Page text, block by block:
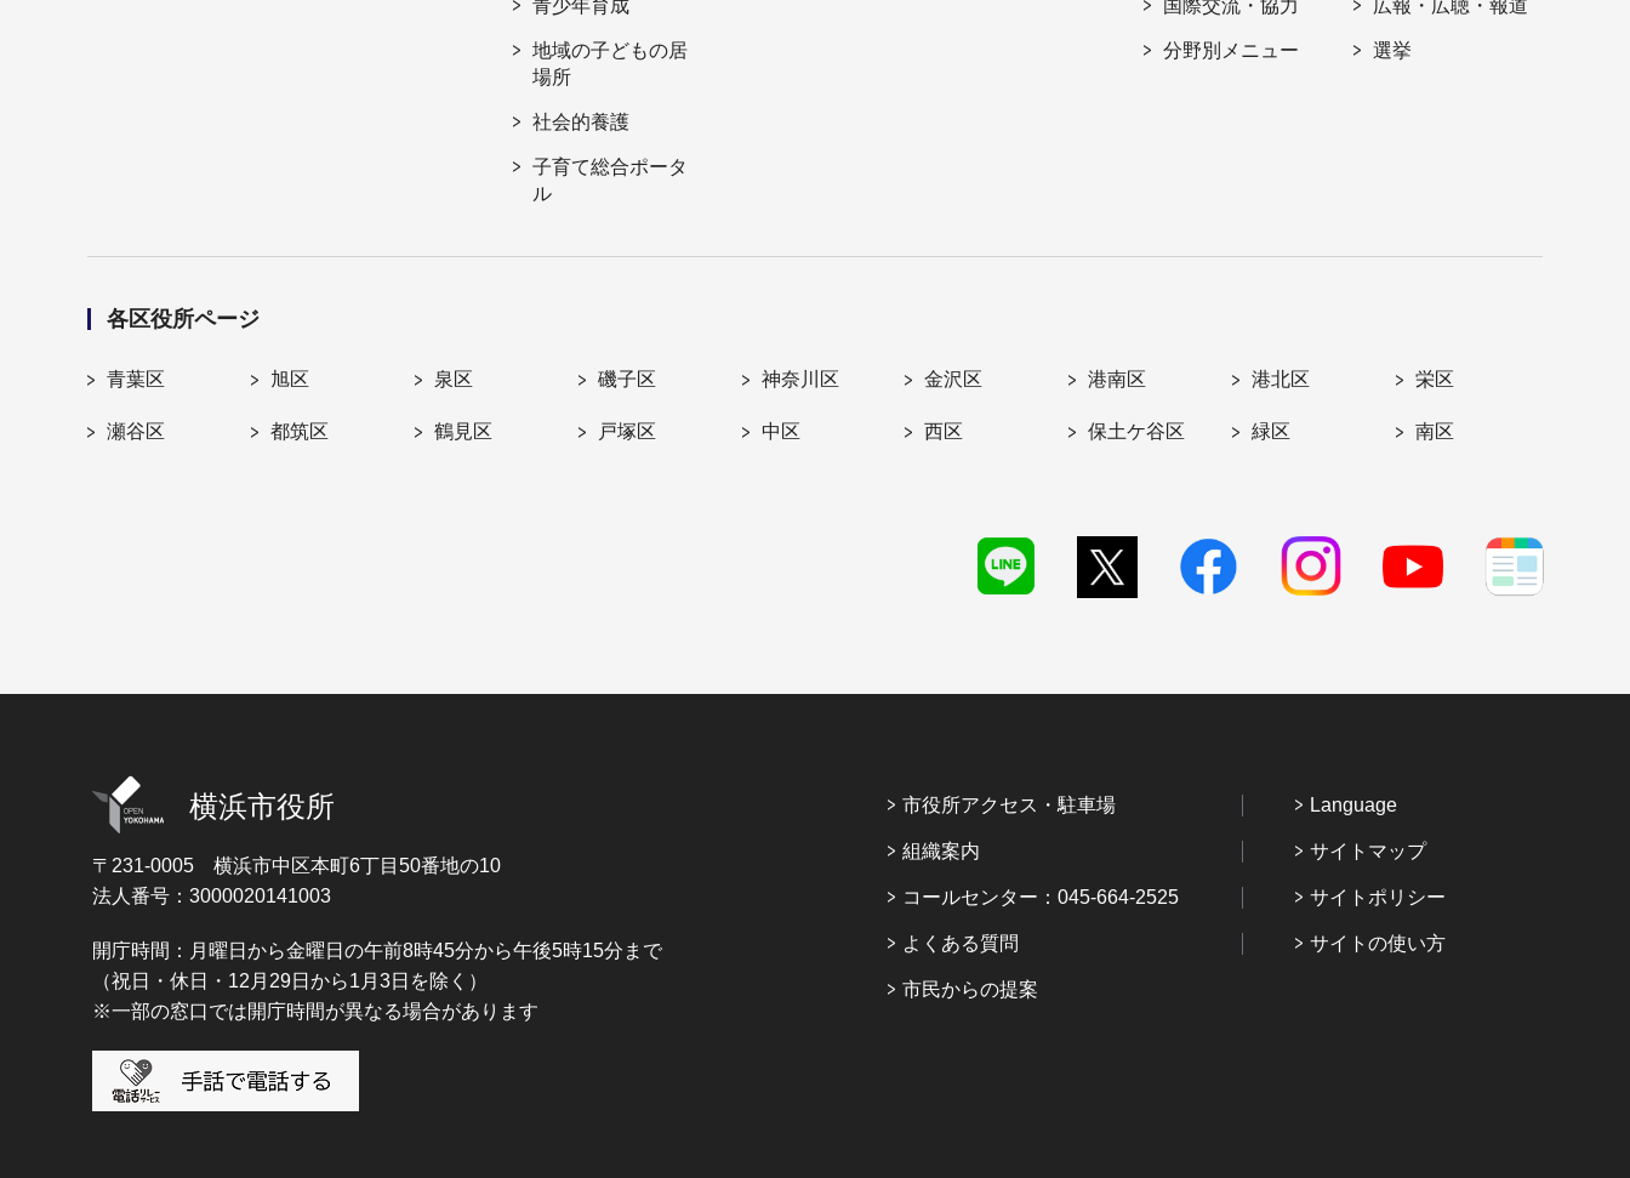
青少年育成
地域の子どもの居
場所
社会的養護
子育て総合ポータ
ル
国際交流・協力
分野別メニュー
広報・広聴・報道
選挙
各区役所ページ
青葉区 旭区 泉区 磯子区 神奈川区 金沢区 港南区 港北区 栄区
瀬谷区 都筑区 鶴見区 戸塚区 中区 西区 保土ケ谷区 緑区 南区
横浜市役所
〒231-0005 横浜市中区本町6丁目50番地の10
法人番号：3000020141003
開庁時間：月曜日から金曜日の午前8時45分から午後5時15分まで
（祝日・休日・12月29日から1月3日を除く）
※一部の窓口では開庁時間が異なる場合があります
市役所アクセス・駐車場
組織案内
コールセンター：045-664-2525
よくある質問
市民からの提案
Language
サイトマップ
サイトポリシー
サイトの使い方